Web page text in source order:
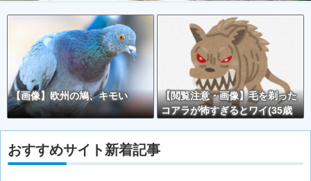
【画像】欧州の鳩、キモい
【閲覧注意・画像】毛を剃った
コアラが怖すぎるとワイ(35歳
おすすめサイト新着記事